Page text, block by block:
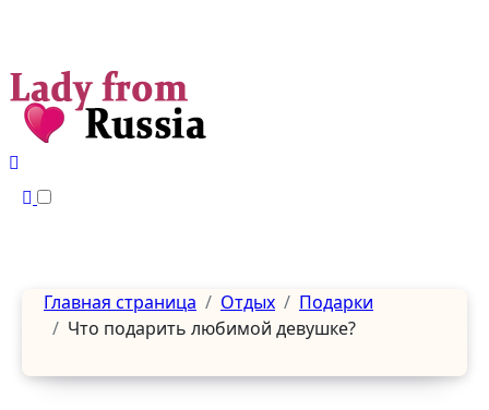
Главная страница Отдых
Подарки
Что подарить любимой девушке?